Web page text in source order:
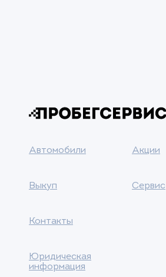
Автомобили
Выкуп
Акции
Сервис
Контакты
Юридическая
информация